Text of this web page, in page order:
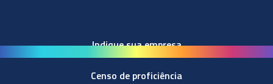
Indique sua empresa
Censo de proficiência